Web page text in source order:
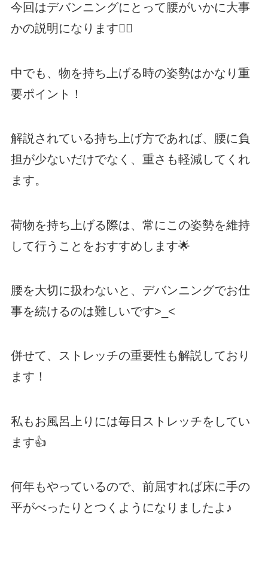
今回はデバンニングにとって腰がいかに大事
かの説明になります🧎‍♂️
中でも、物を持ち上げる時の姿勢はかなり重
要ポイント！
解説されている持ち上げ方であれば、腰に負
担が少ないだけでなく、重さも軽減してくれ
ます。
荷物を持ち上げる際は、常にこの姿勢を維持
して行うことをおすすめします🌟
腰を大切に扱わないと、デバンニングでお仕
事を続けるのは難しいです>_<
併せて、ストレッチの重要性も解説しており
ます！
私もお風呂上りには毎日ストレッチをしてい
ます👍
何年もやっているので、前屈すれば床に手の
平がべったりとつくようになりましたよ♪